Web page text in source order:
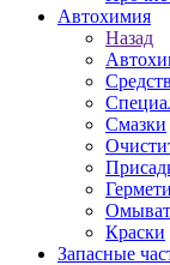
Автохимия
Назад
Смазки
Краски
Запасные